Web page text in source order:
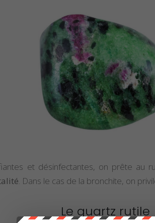
et désinfectantes, on prête au
. Dans le cas de la bronchite, on
Le quartz rutile